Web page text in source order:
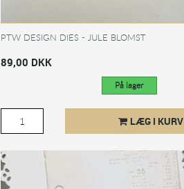
PTW DESIGN DIES - JULE BLOMST
89,00 DKK
På lager
LÆG I KURV